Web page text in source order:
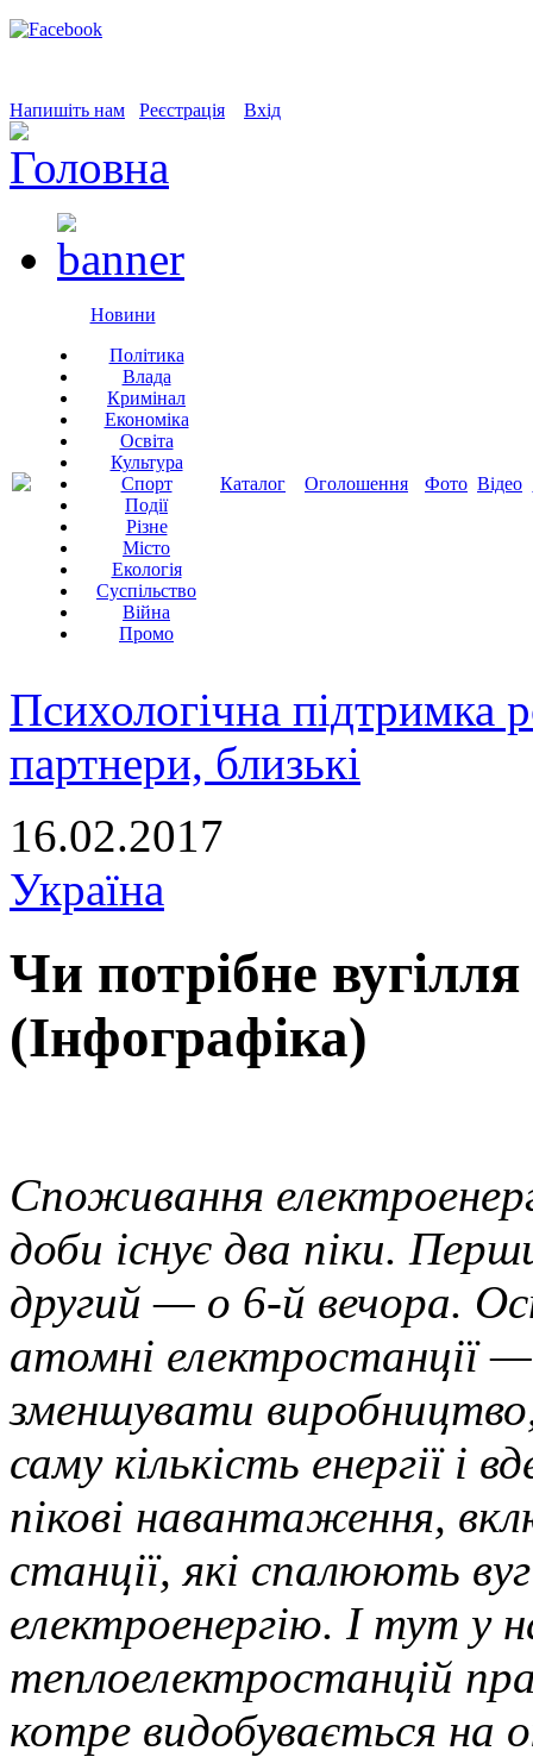
Напишіть нам Реєстрація Вхід
Новини
Політика
Влада
Кримінал
Економіка
Освіта
Культура
Спорт
Події
Різне
Місто
Екологія
Суспільство
Війна
Промо
Каталог Оголошення Фото Відео
Психологічна підтримка
партнери, близькі
16.02.2017
Україна
Чи потрібне
(Інфографіка)
Споживання
доби існує два піки.
другий — о 6-й вечора.
атомні електростанції
зменшувати
саму кількість енергії і
пікові навантаження,
станції, які спалюють
електроенергію. І тут у
теплоелектростанцій
котре видобувається на